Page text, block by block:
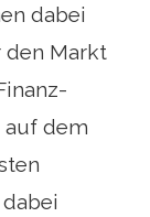
dabei
Markt
auf dem